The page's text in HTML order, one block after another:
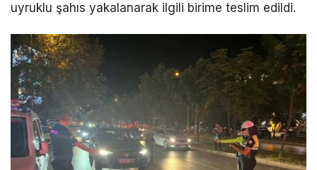
uyruklu şahıs yakalanarak ilgili birime teslim edildi.